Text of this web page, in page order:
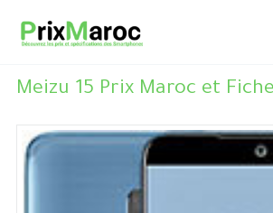
Meizu 15 Prix Maroc et